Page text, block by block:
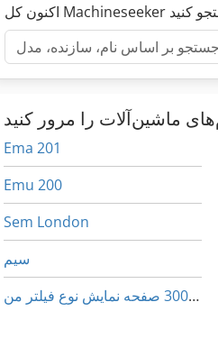
Ema 201
Emu 200
Sem London
سیم
سیم 14 88 300 صفحه نمایش نوع فیلتر من